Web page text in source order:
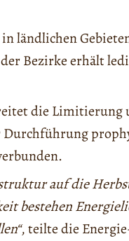
ländlichen
Bezirke erhält
die Limitierung
auf die
bestehen
, teilte die